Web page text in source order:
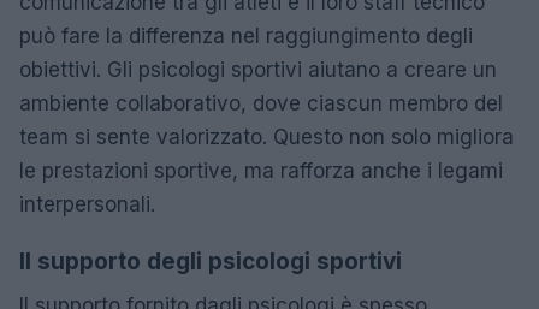
può fare la differenza nel raggiungimento degli
obiettivi. Gli psicologi sportivi aiutano a creare un
ambiente collaborativo, dove ciascun membro del
team si sente valorizzato. Questo non solo migliora
le prestazioni sportive, ma rafforza anche i legami
interpersonali.
Il supporto degli psicologi sportivi